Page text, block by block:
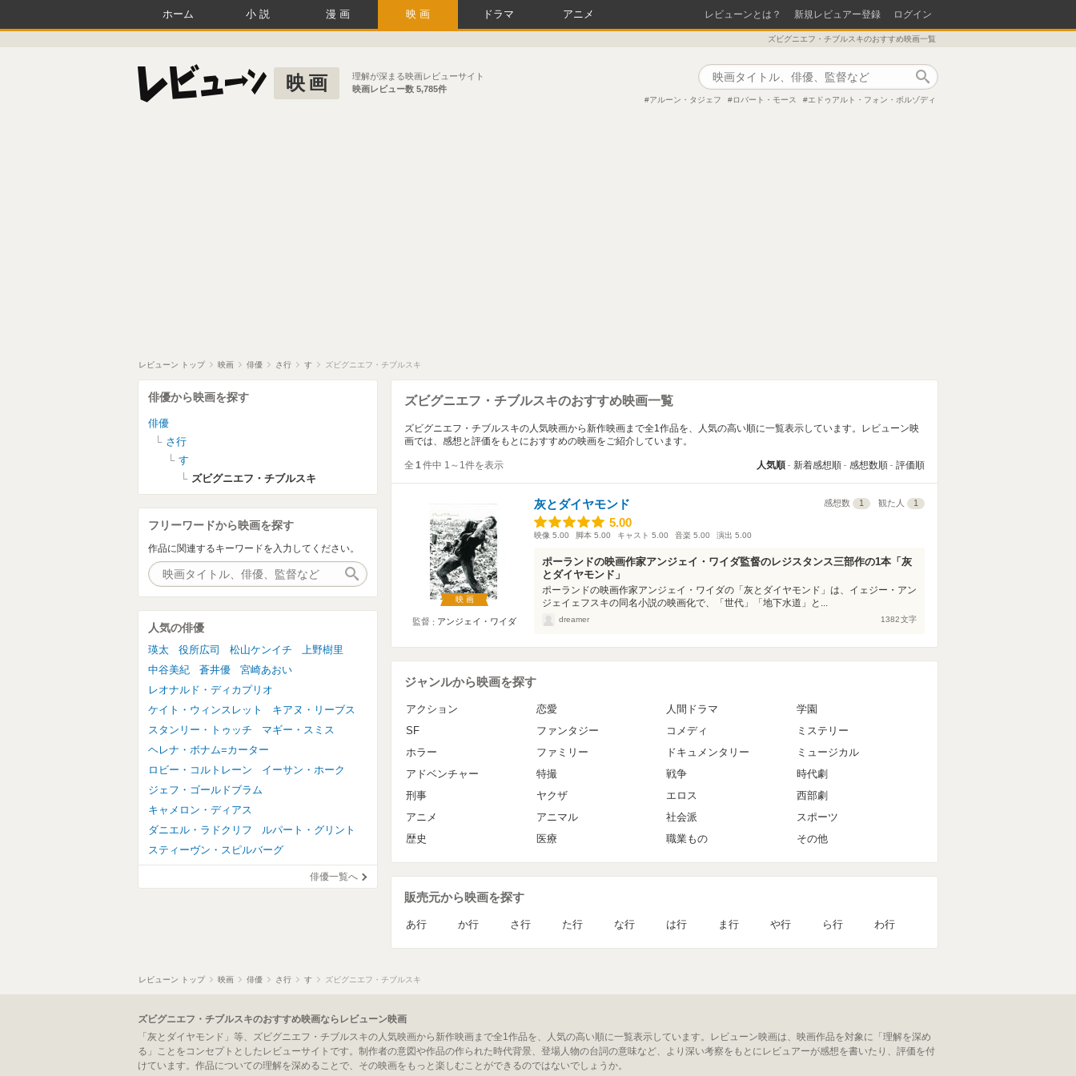
ホーム 小説 漫画 映画 ドラマ アニメ レビューンとは？ 新規レビュアー登録 ログイン
ズビグニエフ・チブルスキのおすすめ映画一覧
映画
理解が深まる映画レビューサイト
映画レビュー数 5,785件
アルーン・タジェフ ロバート・モース エドゥアルト・フォン・ボルゾディ
レビューン トップ 映画 俳優 さ行 す ズビグニエフ・チブルスキ
ズビグニエフ・チブルスキのおすすめ映画一覧
ズビグニエフ・チブルスキの人気映画から新作映画まで全1作品を、人気の高い順に一覧表示しています。レビューン映
画では、感想と評価をもとにおすすめの映画をご紹介しています。
全 1件中 1～1件を表示 人気順 新着感想順 感想数順 評価順
映画
監督 アンジェイ・ワイダ
灰とダイヤモンド 感想数 1 観た人 1
5.00
5.00
映像 5.00 脚本 5.00 キャスト 5.00 音楽 5.00 演出 5.00
ポーランドの映画作家アンジェイ・ワイダ監督のレジスタンス三部作の1本「灰
とダイヤモンド」
ポーランドの映画作家アンジェイ・ワイダの「灰とダイヤモンド」は、イェジー・アン
ジェイェフスキの同名小説の映画化で、「世代」「地下水道」と...
dreamer 1382文字
ジャンルから映画を探す
アクション 恋愛 人間ドラマ
学園
SF
ファンタジー コメディ
ミステリー
ホラー
ファミリー ドキュメンタリー
ミュージカル
アドベンチャー
特撮 戦争
時代劇
刑事
ヤクザ エロス
西部劇
アニメ
アニマル 社会派
スポーツ
歴史
医療 職業もの その他
販売元から映画を探す
あ行 か行 さ行 た行 な行 は行 ま行 や行 ら行 わ行
俳優から映画を探す
俳優
さ行
す
ズビグニエフ・チブルスキ
フリーワードから映画を探す
作品に関連するキーワードを入力してください。
人気の俳優
瑛太 役所広司 松山ケンイチ
上野樹里
中谷美紀
蒼井優
宮崎あおい
レオナルド・ディカプリオ
ケイト・ウィンスレット
キアヌ・リーブス
スタンリー・トゥッチ
マギー・スミス
ヘレナ・ボナム=カーター
ロビー・コルトレーン
イーサン・ホーク
ジェフ・ゴールドブラム
キャメロン・ディアス
ダニエル・ラドクリフ
ルパート・グリント
スティーヴン・スピルバーグ
俳優一覧へ
レビューン トップ 映画 俳優 さ行 す ズビグニエフ・チブルスキ
ズビグニエフ・チブルスキのおすすめ映画ならレビューン映画
「灰とダイヤモンド」等、ズビグニエフ・チブルスキの人気映画から新作映画まで全1作品を、人気の高い順に一覧表示しています。レビューン映画は、映画作品を対象に「理解を深め
る」ことをコンセプトとしたレビューサイトです。制作者の意図や作品の作られた時代背景、登場人物の台詞の意味など、より深い考察をもとにレビュアーが感想を書いたり、評価を付
けています。作品についての理解を深めることで、その映画をもっと楽しむことができるのではないでしょうか。